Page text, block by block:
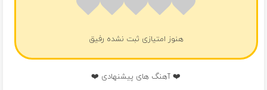
هنوز امتیازی ثبت نشده رفیق
❤️ آهنگ های پیشنهادی ❤️